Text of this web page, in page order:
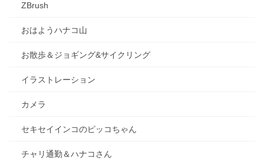
ZBrush
おはようハナコ山
お散歩＆ジョギング&サイクリング
イラストレーション
カメラ
セキセイインコのピッコちゃん
チャリ通勤＆ハナコさん